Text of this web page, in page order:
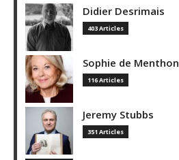
Didier Desrimais
403 Articles
Sophie de Menthon
116 Articles
Jeremy Stubbs
351 Articles